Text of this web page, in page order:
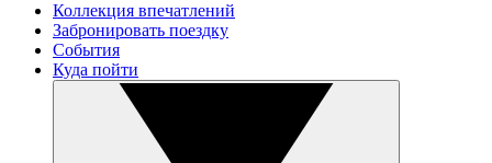
Коллекция впечатлений
Забронировать поездку
События
Куда пойти